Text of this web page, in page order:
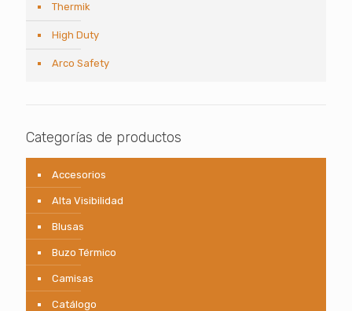
Thermik
High Duty
Arco Safety
Categorías de productos
Accesorios
Alta Visibilidad
Blusas
Buzo Térmico
Camisas
Catálogo